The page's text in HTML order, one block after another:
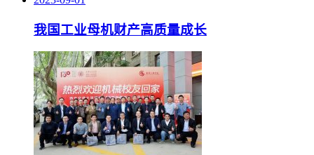
我国工业母机财产高质量成长